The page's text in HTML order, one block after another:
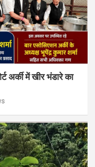
अर्की में खीर भंडारे का